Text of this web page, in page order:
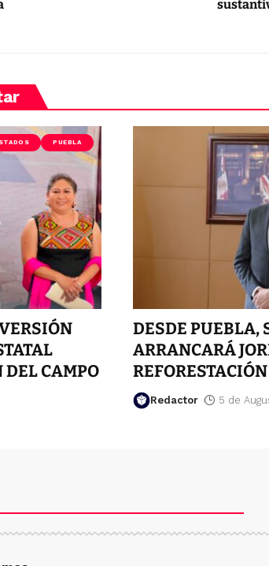
PUEBLA
CAMPO
DESDE PUEBLA,
ARRANCARÁ
REFORESTACIÓN
Redactor 5 de